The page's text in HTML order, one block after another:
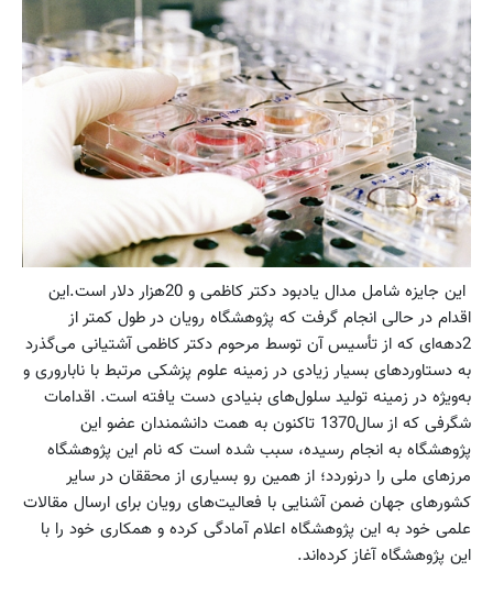
این جایزه شامل مدال یادبود دکتر کاظمی و 20هزار دلار است.این
اقدام در حالی انجام گرفت که پژوهشگاه رویان در طول کمتر از
2دهه‌ای که از تأسیس آن توسط مرحوم دکتر کاظمی آشتیانی می‌گذرد
به دستاوردهای بسیار زیادی در زمینه علوم پزشکی مرتبط با ناباروری و
به‌ویژه در زمینه تولید سلول‌های بنیادی دست یافته است. اقدامات
شگرفی که از سال1370 تا‌کنون به همت دانشمندان عضو این
پژوهشگاه به انجام رسیده، سبب شده است که نام این پژوهشگاه
مرز‌های ملی را درنوردد؛ از همین رو بسیاری از محققان در سایر
کشورهای جهان ضمن آشنایی با فعالیت‌های رویان برای ارسال مقالات
علمی خود به این پژوهشگاه اعلام آمادگی کرده و همکاری خود را با
این پژوهشگاه آغاز کرده‌اند.